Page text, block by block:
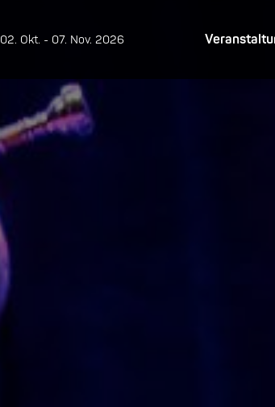
02. Okt. - 07. Nov. 2026